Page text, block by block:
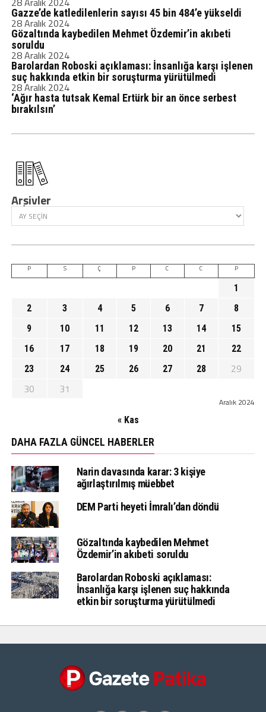
Gazze’de katledilenlerin sayısı 45 bin 484’e yükseldi
28 Aralık 2024
Gözaltında kaybedilen Mehmet Özdemir’in akıbeti
soruldu
28 Aralık 2024
Barolardan Roboski açıklaması: İnsanlığa karşı işlenen
suç hakkında etkin bir soruşturma yürütülmedi
28 Aralık 2024
‘Ağır hasta tutsak Kemal Ertürk bir an önce serbest
bırakılsın’
Arşivler
Aralık 2024
P S Ç P C C P
1
2
3 4 5 6 7
8
9
10 11 12 13 14
15
16
17 18 19 20 21
22
23
24 25 26 27 28
29
30
31
« Kas
DAHA FAZLA GÜNCEL HABERLER
Narin davasında karar: 3 kişiye
ağırlaştırılmış müebbet
DEM Parti heyeti İmralı’dan döndü
Gözaltında kaybedilen Mehmet
Özdemir’in akıbeti soruldu
Barolardan Roboski açıklaması:
İnsanlığa karşı işlenen suç hakkında
etkin bir soruşturma yürütülmedi